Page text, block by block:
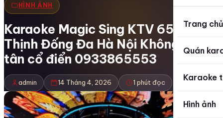
Trang chủ
Quán
Karaoke
Hình ảnh
HÌNH ẢNH
Karaoke Magic Sing KTV 65 Thái
Thịnh Đống Đa Hà Nội Không gian
tân cổ điển 0933865553
admin 14 Tháng 4, 2026 1 phút đọc